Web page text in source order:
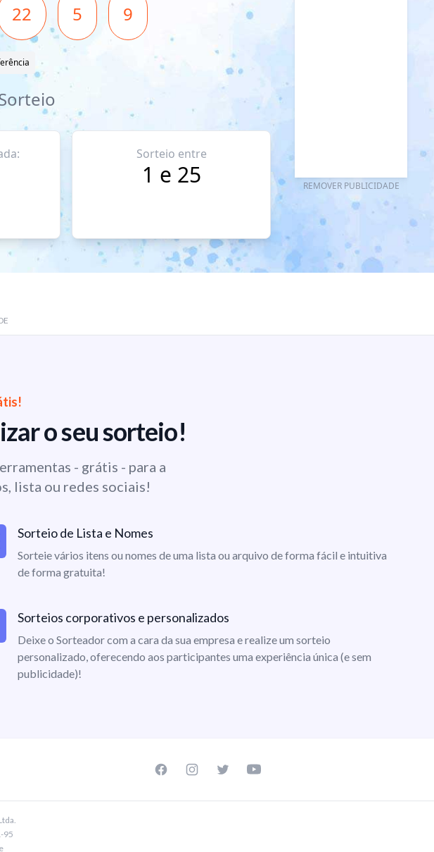
22 5 9
Sorteio entre
1 e 25 REMOVER PUBLICIDADE
o seu sorteio!
- grátis - para a
lista ou redes sociais!
Sorteio de Lista e Nomes
Sorteie vários itens ou nomes de uma lista ou arquivo de forma fácil e intuitiva
de forma gratuita!
Sorteios corporativos e personalizados
Deixe o Sorteador com a cara da sua empresa e realize um sorteio
personalizado, oferecendo aos participantes uma experiência única (e sem
publicidade)!
95